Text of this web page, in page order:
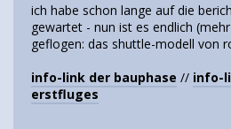
ich habe schon lange auf die
gewartet - nun ist es endlich
geflogen: das shuttle-modell von
info-link der bauphase // info-
erstfluges